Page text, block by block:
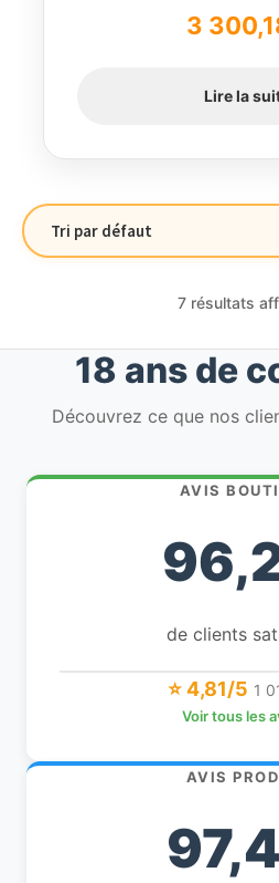
3
Lire la
7 résultats
18 ans de
Découvrez ce que nos
AVIS
de clients
⭐ 4,81/5 1
Voir tous les
AVIS